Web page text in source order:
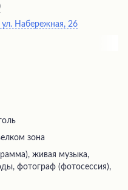
Набережная, 26
зона
живая музыка,
фотограф (фотосессия),